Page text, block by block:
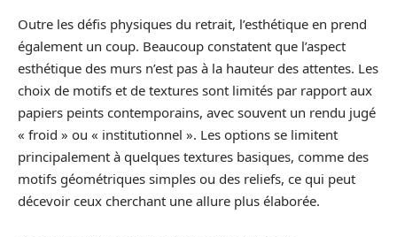
Outre les défis physiques du retrait, l’esthétique en prend
également un coup. Beaucoup constatent que l’aspect
esthétique des murs n’est pas à la hauteur des attentes. Les
choix de motifs et de textures sont limités par rapport aux
papiers peints contemporains, avec souvent un rendu jugé
« froid » ou « institutionnel ». Les options se limitent
principalement à quelques textures basiques, comme des
motifs géométriques simples ou des reliefs, ce qui peut
décevoir ceux cherchant une allure plus élaborée.